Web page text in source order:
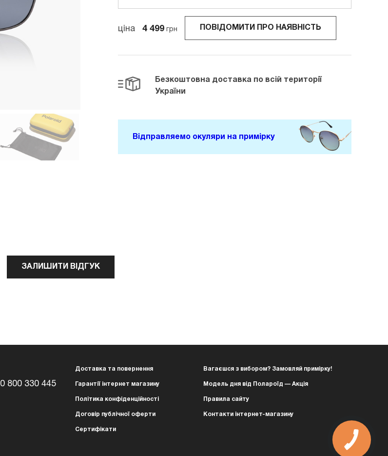
ціна 4 499 грн ПОВІДОМИТИ ПРО НАЯВНІСТЬ
Безкоштовна доставка по всій території
України
Відправляемо окуляри на примірку
ЗАЛИШИТИ ВІДГУК
0 800 330 445
Доставка та повернення
Гарантії інтернет магазину
Політика конфіденційності
Договір публічної оферти
Сертифікати
Вагаєшся з вибором? Замовляй примірку!
Модель дня від Полароїд — Акція
Правила сайту
Контакти інтернет-магазину